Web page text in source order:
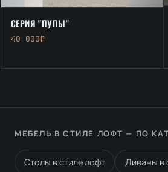
СЕРИЯ "ПУПЫ"
40 000₽
МЕБЕЛЬ В СТИЛЕ ЛОФТ — ПО
Столы в стиле лофт Диваны в